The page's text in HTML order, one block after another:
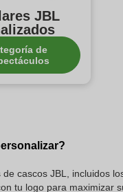
JBL
de
cascos JBL, incluidos
tu logo para maximizar